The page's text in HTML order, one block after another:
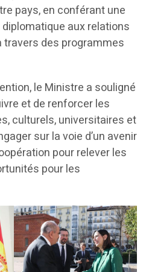
pays, en conférant une
aux relations
des programmes
le Ministre a souligné
et de renforcer les
culturels, universitaires et
sur la voie d’un avenir
pour relever les
pour les